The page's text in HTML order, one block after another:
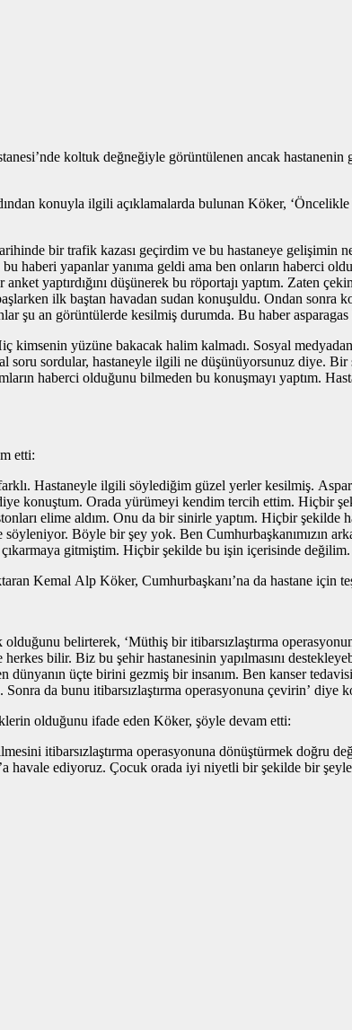
koltuk değneğiyle görüntülenen ancak
konuyla ilgili açıklamalarda bulunan Köker,
bir trafik kazası geçirdim ve bu hastaneye gelişimin
bu haberi yapanlar yanıma geldi ama ben onların
yaptırdığını düşünerek bu röportajı yaptım. Zaten
ilk baştan havadan sudan konuşuldu. Ondan sonra
şu an görüntülerde kesilmiş durumda. Bu haber
yüzüne bakacak halim kalmadı. Sosyal
sordular, hastaneyle ilgili ne düşünüyorsunuz diye. Bir
haberci olduğunu bilmeden bu konuşmayı yaptım.
etti:
Hastaneyle ilgili söylediğim güzel yerler kesilmiş.
konuştum. Orada yürümeyi kendim tercih ettim. Hiçbir
elime aldım. Onu da bir sinirle yaptım. Hiçbir şekilde
Böyle bir şey yok. Ben Cumhurbaşkanımızın
gitmiştim. Hiçbir şekilde bu işin içerisinde
Kemal Alp Köker, Cumhurbaşkanı’na da hastane için
belirterek, ‘Müthiş bir itibarsızlaştırma
bilir. Biz bu şehir hastanesinin yapılmasını
dünyanın üçte birini gezmiş bir insanım. Ben kanser
da bunu itibarsızlaştırma operasyonuna çevirin’ diye
olduğunu ifade eden Köker, şöyle devam etti:
itibarsızlaştırma operasyonuna dönüştürmek doğru
havale ediyoruz. Çocuk orada iyi niyetli bir şekilde bir